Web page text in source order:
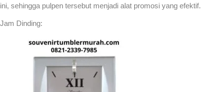
ini, sehingga pulpen tersebut menjadi alat promosi yang efektif.
Jam Dinding: